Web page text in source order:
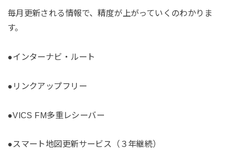
毎月更新される情報で、精度が上がっていくのわかりま
す。
●インターナビ・ルート
●リンクアップフリー
●VICS FM多重レシーバー
●スマート地図更新サービス（３年継続）